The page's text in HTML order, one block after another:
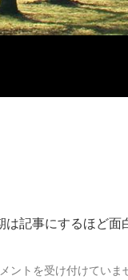
記事にするほど面
ントを受け付けていま